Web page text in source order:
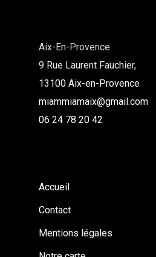
Aix-En-Provence
9 Rue Laurent Fauchier,
13100 Aix-en-Provence
miammiamaix@gmail.com
06 24 78 20 42
Accueil
Contact
Mentions légales